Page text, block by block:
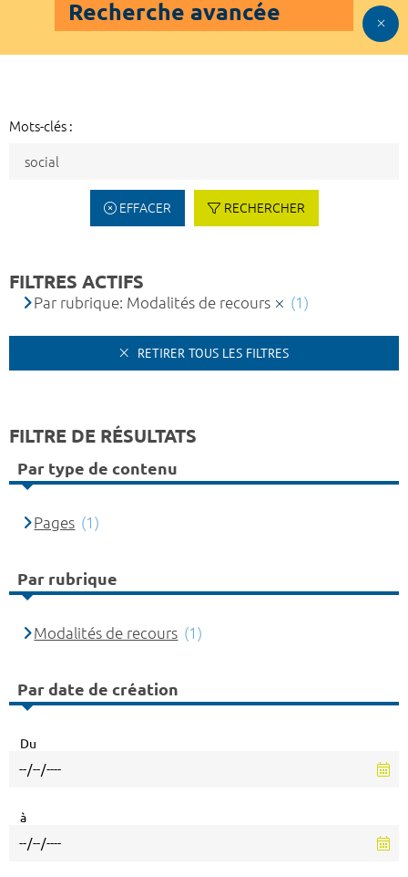
Recherche avancée
Mots-clés :
EFFACER RECHERCHER
FILTRES ACTIFS
Par rubrique: Modalités de recours (1)
RETIRER TOUS LES FILTRES
FILTRE DE RÉSULTATS
Par type de contenu
Pages (1)
Par rubrique
Modalités de recours (1)
Par date de création
Du
à